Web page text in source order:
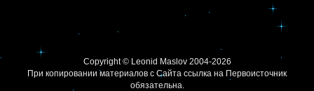
Copyright © Leonid Maslov2004-2026
При копировании материалов с Сайта ссылка на Первоисточник
обязательна.